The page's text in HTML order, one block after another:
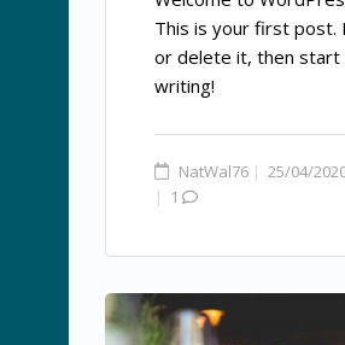
This is your first post.
or delete it, then start
writing!
NatWal76
25/04/
1